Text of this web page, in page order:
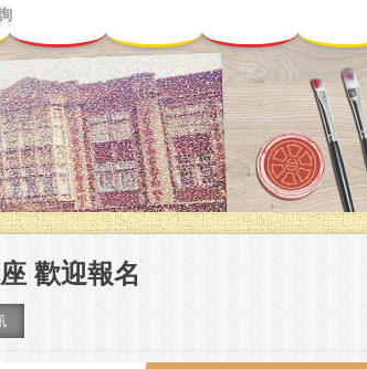
歡迎報名